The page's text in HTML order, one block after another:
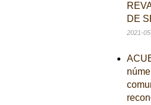
DE
2021-